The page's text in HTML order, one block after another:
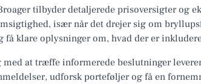
Broager tilbyder detaljerede prisoversigter og
især når det drejer sig om
klare oplysninger om, hvad der er
at træffe informerede beslutninger leverer
udforsk porteføljer og få en